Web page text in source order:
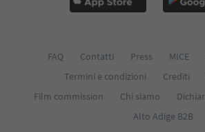
FAQ Contatti Press MICE
Termini e condizioni
Crediti
Film commission
Chi siamo
Alto Adige B2B